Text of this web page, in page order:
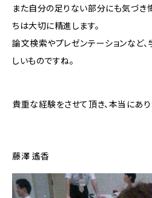
また自分の足りない部分にも気づき
ちは大切に精進します。
論文検索やプレゼンテーションなど、
しいものですね。
貴重な経験をさせて頂き、本当にあり
藤澤 遙香